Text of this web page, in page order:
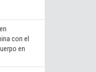
con el
en